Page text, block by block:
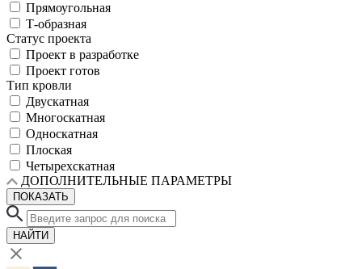
Прямоугольная
Т-образная
Статус проекта
Проект в разработке
Проект готов
Тип кровли
Двускатная
Многоскатная
Односкатная
Плоская
Четырехскатная
ДОПОЛНИТЕЛЬНЫЕ ПАРАМЕТРЫ
ПОКАЗАТЬ
НАЙТИ